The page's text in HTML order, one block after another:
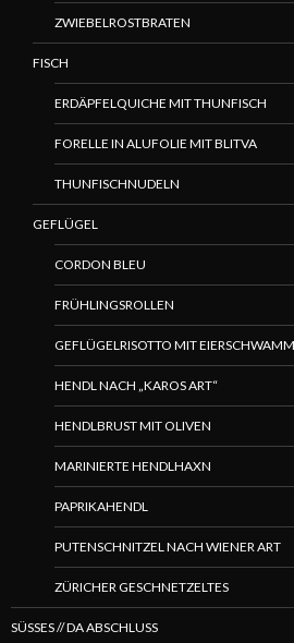
ZWIEBELROSTBRATEN
FISCH
ERDÄPFELQUICHE MIT THUNFISCH
FORELLE IN ALUFOLIE MIT BLITVA
THUNFISCHNUDELN
GEFLÜGEL
CORDON BLEU
FRÜHLINGSROLLEN
GEFLÜGELRISOTTO MIT
HENDL NACH „KAROS ART“
HENDLBRUST MIT OLIVEN
MARINIERTE HENDLHAXN
PAPRIKAHENDL
PUTENSCHNITZEL NACH WIENER ART
ZÜRICHER GESCHNETZELTES
SÜSSES // DA ABSCHLUSS